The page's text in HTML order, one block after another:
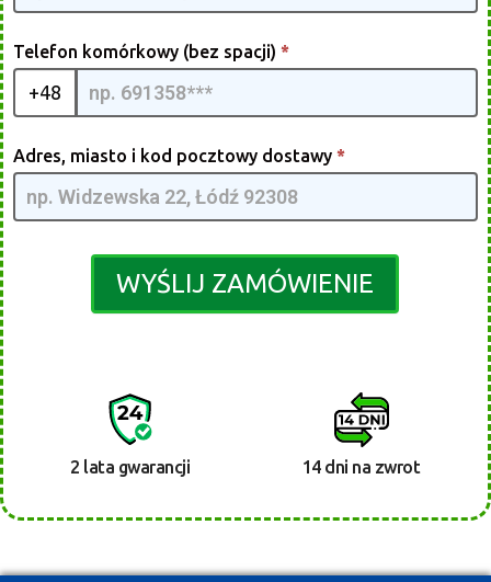
| 02
Telefon komórkowy (bez spacji) *
+48
Adres, miasto i kod pocztowy dostawy *
WYŚLIJ ZAMÓWIENIE
2 lata gwarancji 14 dni na zwrot